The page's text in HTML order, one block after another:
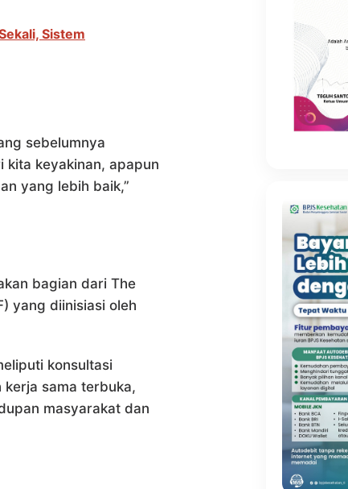
Sistem
sebelumnya
kita keyakinan, apapun
yang lebih baik,”
bagian dari The
yang diinisiasi oleh
konsultasi
sama terbuka,
masyarakat dan